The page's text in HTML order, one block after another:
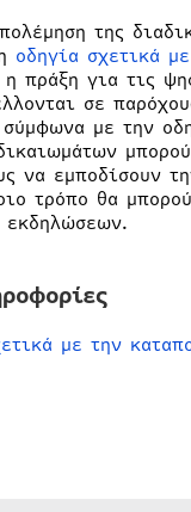
της
οδηγία σχετικά
πράξη για τις
σε
με την
να εμποδίσουν
τρόπο θα
με την